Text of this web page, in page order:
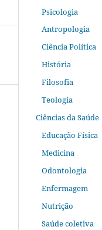
Psicologia
Antropologia
Ciência Política
História
Filosofia
Teologia
Ciências da Saúde
Educação Física
Medicina
Odontologia
Enfermagem
Nutrição
Saúde coletiva